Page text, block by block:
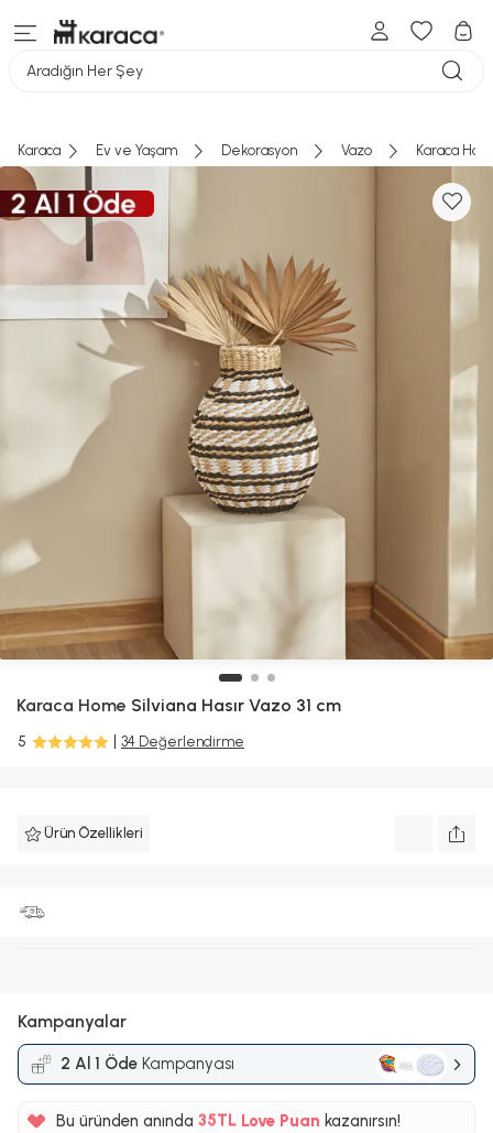
Aradığın Her Şey
Karaca Ev ve Yaşam Dekorasyon Vazo Karaca
Karaca Home Silviana Hasır Vazo 31 cm
5 34 Değerlendirme
Ürün Özellikleri
Kampanyalar
2 Al 1 Öde Kampanyası
Bu üründen anında 35TL Love Puan kazanırsın!